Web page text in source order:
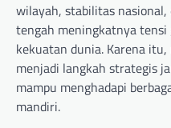
wilayah, stabilitas nasional,
tengah meningkatnya tensi
kekuatan dunia. Karena
menjadi langkah strategis
mampu menghadapi
mandiri.